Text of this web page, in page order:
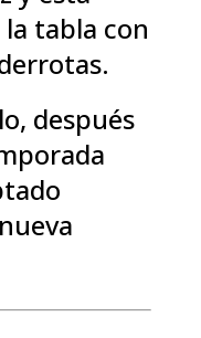
tabla con
después